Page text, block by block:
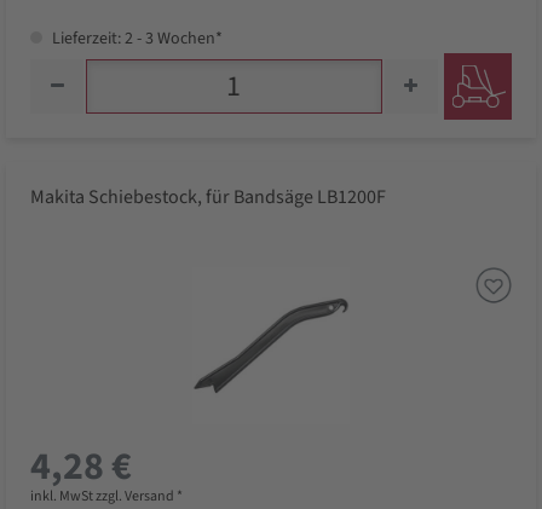
Lieferzeit: 2 - 3 Wochen*
Makita Schiebestock, für Bandsäge LB1200F
4,28 €
inkl. MwSt zzgl. Versand *